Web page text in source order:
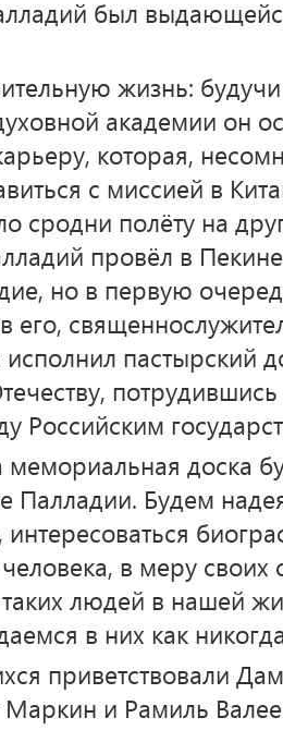
был
жизнь: будучи
академии он
которая,
с миссией в
сродни полёту на
провёл в
но в первую
его,
пастырский
Российским
мемориальная доска
Палладии. Будем
интересоваться
в меру
людей в нашей
в них как
приветствовали
и Рамиль